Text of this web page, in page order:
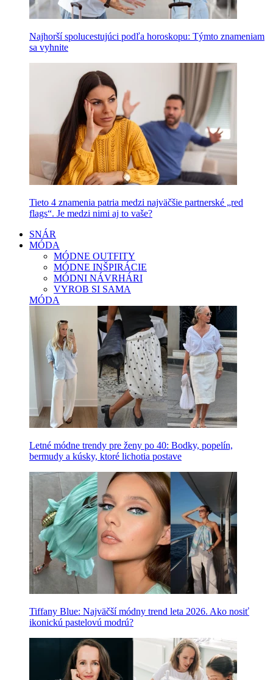
Najhorší spolucestujúci podľa horoskopu: Týmto znameniam
sa vyhnite
Tieto 4 znamenia patria medzi najväčšie partnerské „red
flags“. Je medzi nimi aj to vaše?
SNÁR
MÓDA
MÓDNE OUTFITY
MÓDNE INŠPIRÁCIE
MÓDNI NÁVRHÁRI
VYROB SI SAMA
MÓDA
Letné módne trendy pre ženy po 40: Bodky, popelín,
bermudy a kúsky, ktoré lichotia postave
Tiffany Blue: Najväčší módny trend leta 2026. Ako nosiť
ikonickú pastelovú modrú?